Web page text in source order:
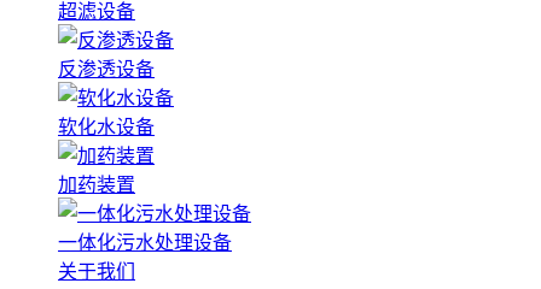
超滤设备
反渗透设备
软化水设备
加药装置
一体化污水处理设备
关于我们